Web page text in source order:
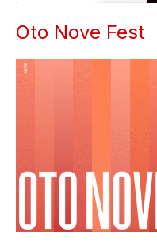
Oto Nove Fest